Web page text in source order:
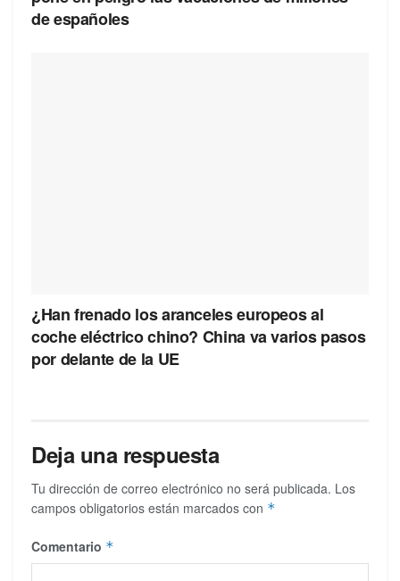
de españoles
¿Han frenado los aranceles europeos al
coche eléctrico chino? China va varios pasos
por delante de la UE
Deja una respuesta
Tu dirección de correo electrónico no será publicada. Los
campos obligatorios están marcados con *
Comentario *